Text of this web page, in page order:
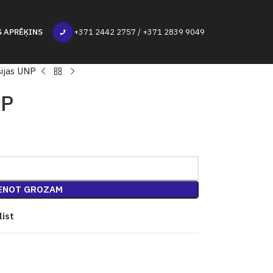
+371 2442 2757 / +371 2839 9049
UNP
GROZAM